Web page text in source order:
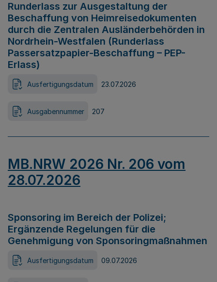
Runderlass zur Ausgestaltung der
Beschaffung von Heimreisedokumenten
durch die Zentralen Ausländerbehörden in
Nordrhein-Westfalen (Runderlass
Passersatzpapier-Beschaffung – PEP-
Erlass)
Ausfertigungsdatum 23.07.2026
Ausgabennummer 207
MB.NRW 2026 Nr. 206 vom
28.07.2026
Sponsoring im Bereich der Polizei;
Ergänzende Regelungen für die
Genehmigung von Sponsoringmaßnahmen
Ausfertigungsdatum 09.07.2026